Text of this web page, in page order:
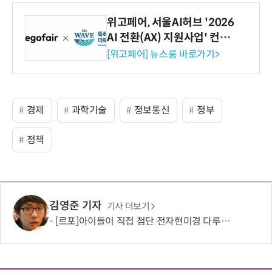
위고페어, 서울AI허브 '2026
AI 전환(AX) 지원사업' 컨소
시엄 선정
[위고페어] 뉴스룸 바로가기>
경제 과학기술 정보통신 정부
정책
김영준 기자 기사 더보기
[르포]아이들이 직접 첨단 전자현미경 다루며 과학원리 체득...과학체험 제공 '주니어닥터' 현장